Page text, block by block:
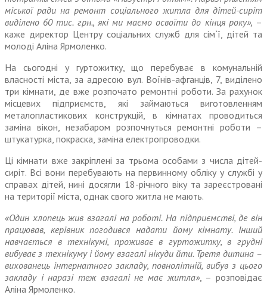
міської ради на ремонт соціального житла для дітей-сиріт
виділено 60 тис. грн., які ми маємо освоїти до кінця року», –
каже директор Центру соціальних служб для сім`ї, дітей та
молоді Аліна Ярмоленко.
На сьогодні у гуртожитку, що перебуває в комунальній
власності міста, за адресою вул. Воїнів-афганців, 7, виділено
три кімнати, де вже розпочато ремонтні роботи. За рахунок
місцевих підприємств, які займаються виготовленням
металопластикових конструкцій, в кімнатах проводиться
заміна вікон, незабаром розпочнуться ремонтні роботи –
штукатурка, покраска, заміна електропроводки.
Ці кімнати вже закріплені за трьома особами з числа дітей-
сиріт. Всі вони перебувають на первинному обліку у службі у
справах дітей, нині досягли 18-річного віку та зареєстровані
на території міста, однак свого житла не мають.
«Один хлопець жив взагалі на роботі. На підприємстві, де він
працював, керівник погодився надати йому кімнату. Інший
навчається в технікумі, проживає в гуртожитку, в грудні
вибуває з технікуму і йому взагалі нікуди йти. Третя дитина –
вихованець інтернатного закладу, повнолітній, вибув з цього
закладу і наразі теж взагалі не має житла», – розповідає
Аліна Ярмоленко.